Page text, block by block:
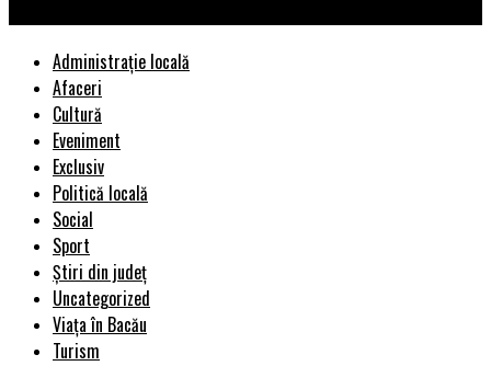
Administrație locală
Afaceri
Cultură
Eveniment
Exclusiv
Politică locală
Social
Sport
Știri din județ
Uncategorized
Viața în Bacău
Turism